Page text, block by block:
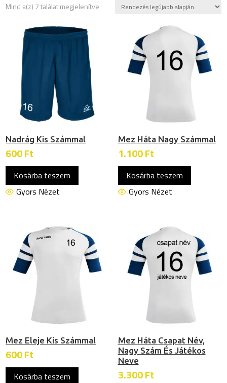
Mind a(z) 7 találat megjelenítve
Nadrág Kis Számmal
600Ft
Kosárba teszem
Gyors Nézet
Mez Háta Nagy Számmal
1.100Ft
Kosárba teszem
Gyors Nézet
Mez Eleje Kis Számmal
600Ft
Kosárba teszem
Mez Háta Csapat Név,
Nagy Szám És Játékos
Neve
3.300Ft